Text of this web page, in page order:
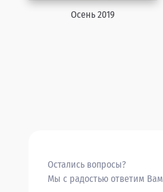
Осень 2019
Остались вопросы?
Мы с радостью ответим Вам